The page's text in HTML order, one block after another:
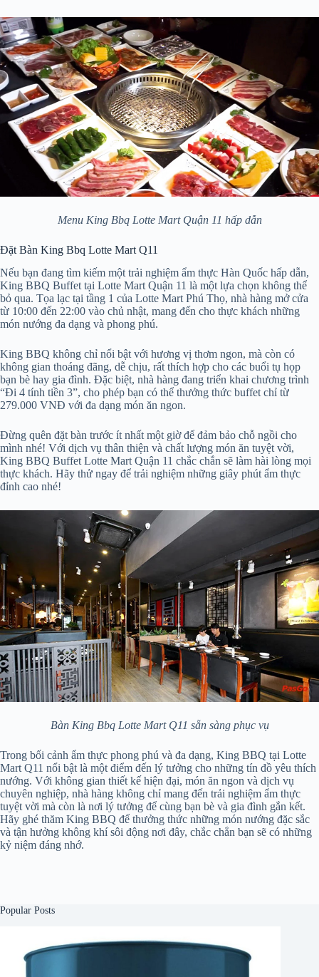
Menu King Bbq Lotte Mart Quận 11 hấp dẫn
Đặt Bàn King Bbq Lotte Mart Q11
Nếu bạn đang tìm kiếm một trải nghiệm ẩm thực Hàn Quốc hấp dẫn,
King BBQ Buffet tại Lotte Mart Quận 11 là một lựa chọn không thể
bỏ qua. Tọa lạc tại tầng 1 của Lotte Mart Phú Thọ, nhà hàng mở cửa
từ 10:00 đến 22:00 vào chủ nhật, mang đến cho thực khách những
món nướng đa dạng và phong phú.
King BBQ không chỉ nổi bật với hương vị thơm ngon, mà còn có
không gian thoáng đãng, dễ chịu, rất thích hợp cho các buổi tụ họp
bạn bè hay gia đình. Đặc biệt, nhà hàng đang triển khai chương trình
“Đi 4 tính tiền 3”, cho phép bạn có thể thưởng thức buffet chỉ từ
279.000 VNĐ với đa dạng món ăn ngon.
Đừng quên đặt bàn trước ít nhất một giờ để đảm bảo chỗ ngồi cho
mình nhé! Với dịch vụ thân thiện và chất lượng món ăn tuyệt vời,
King BBQ Buffet Lotte Mart Quận 11 chắc chắn sẽ làm hài lòng mọi
thực khách. Hãy thử ngay để trải nghiệm những giây phút ẩm thực
đỉnh cao nhé!
Bàn King Bbq Lotte Mart Q11 sẵn sàng phục vụ
Trong bối cảnh ẩm thực phong phú và đa dạng, King BBQ tại Lotte
Mart Q11 nổi bật là một điểm đến lý tưởng cho những tín đồ yêu thích
nướng. Với không gian thiết kế hiện đại, món ăn ngon và dịch vụ
chuyên nghiệp, nhà hàng không chỉ mang đến trải nghiệm ẩm thực
tuyệt vời mà còn là nơi lý tưởng để cùng bạn bè và gia đình gắn kết.
Hãy ghé thăm King BBQ để thưởng thức những món nướng đặc sắc
và tận hưởng không khí sôi động nơi đây, chắc chắn bạn sẽ có những
kỷ niệm đáng nhớ.
Popular Posts